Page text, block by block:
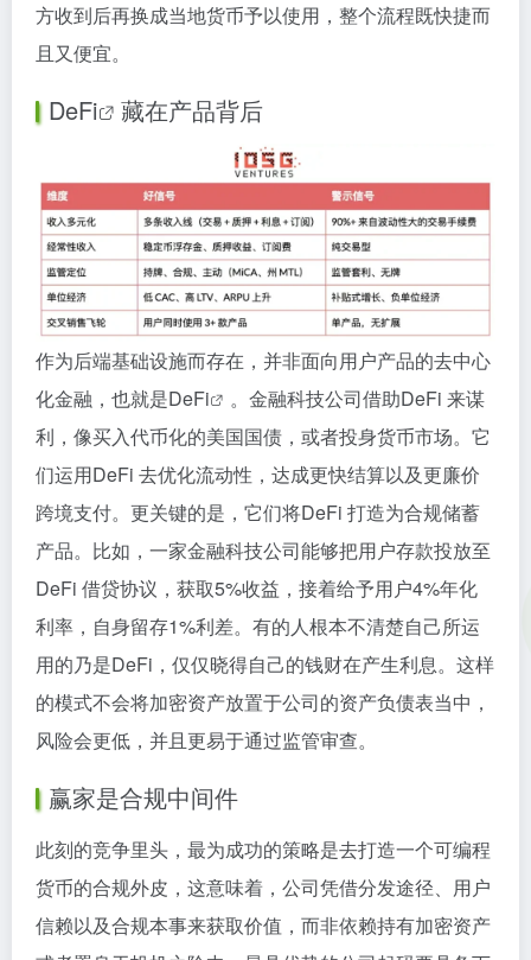
方收到后再换成当地货币予以使用，整个流程既快捷而
且又便宜。
DeFi 藏在产品背后
作为后端基础设施而存在，并非面向用户产品的去中心
化金融，也就是DeFi
。金融科技公司借助DeFi 来谋
利，像买入代币化的美国国债，或者投身货币市场。它
们运用DeFi 去优化流动性，达成更快结算以及更廉价
跨境支付。更关键的是，它们将DeFi 打造为合规储蓄
产品。比如，一家金融科技公司能够把用户存款投放至
DeFi 借贷协议，获取5%收益，接着给予用户4%年化
利率，自身留存1%利差。有的人根本不清楚自己所运
用的乃是DeFi，仅仅晓得自己的钱财在产生利息。这样
的模式不会将加密资产放置于公司的资产负债表当中，
风险会更低，并且更易于通过监管审查。
赢家是合规中间件
此刻的竞争里头，最为成功的策略是去打造一个可编程
货币的合规外皮，这意味着，公司凭借分发途径、用户
信赖以及合规本事来获取价值，而非依赖持有加密资产